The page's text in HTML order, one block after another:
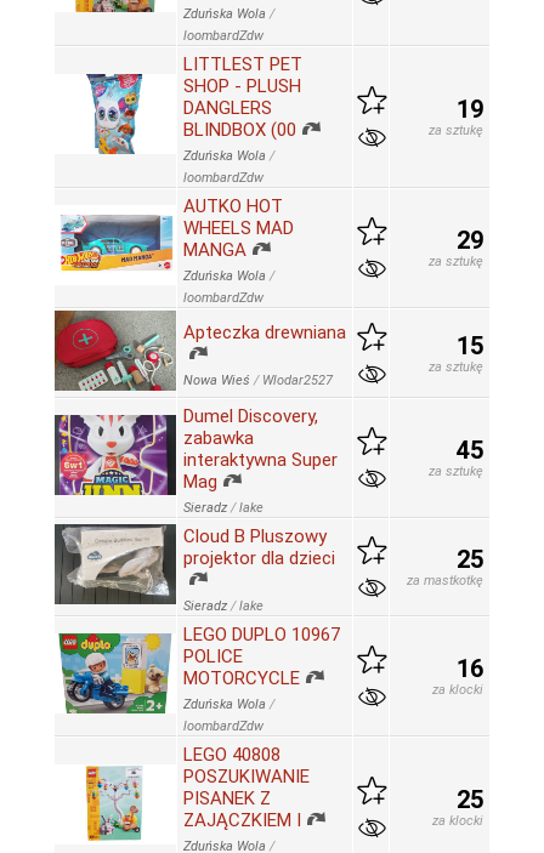
Zduńska Wola /
loombardZdw
LITTLEST PET
SHOP - PLUSH
DANGLERS
BLINDBOX (00
Zduńska Wola /
loombardZdw
19
za sztukę
AUTKO HOT
WHEELS MAD
MANGA
Zduńska Wola /
loombardZdw
29
za sztukę
Apteczka drewniana
Nowa Wieś / Wlodar2527
15
za sztukę
Dumel Discovery,
zabawka
interaktywna Super
Mag
Sieradz /lake
45
za sztukę
Cloud B Pluszowy
projektor dla dzieci
Sieradz /lake
25
za mastkotkę
LEGO DUPLO 10967
POLICE
MOTORCYCLE
Zduńska Wola /
loombardZdw
16
za klocki
LEGO 40808
POSZUKIWANIE
PISANEK Z
ZAJĄCZKIEM I
Zduńska Wola /
25
za klocki